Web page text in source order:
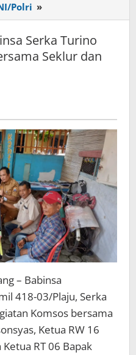
Polri »
Komsos,
Babinsa
Serka
Turino
dan
Ketua
RW/RT
Serka Turino
Seklur dan
– Babinsa
418-03/Plaju, Serka
Komsos bersama
Ketua RW 16
RT 06 Bapak